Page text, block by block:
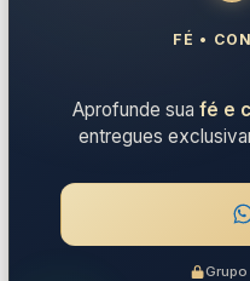
FÉ •
Aprofunde suafé e
entregues